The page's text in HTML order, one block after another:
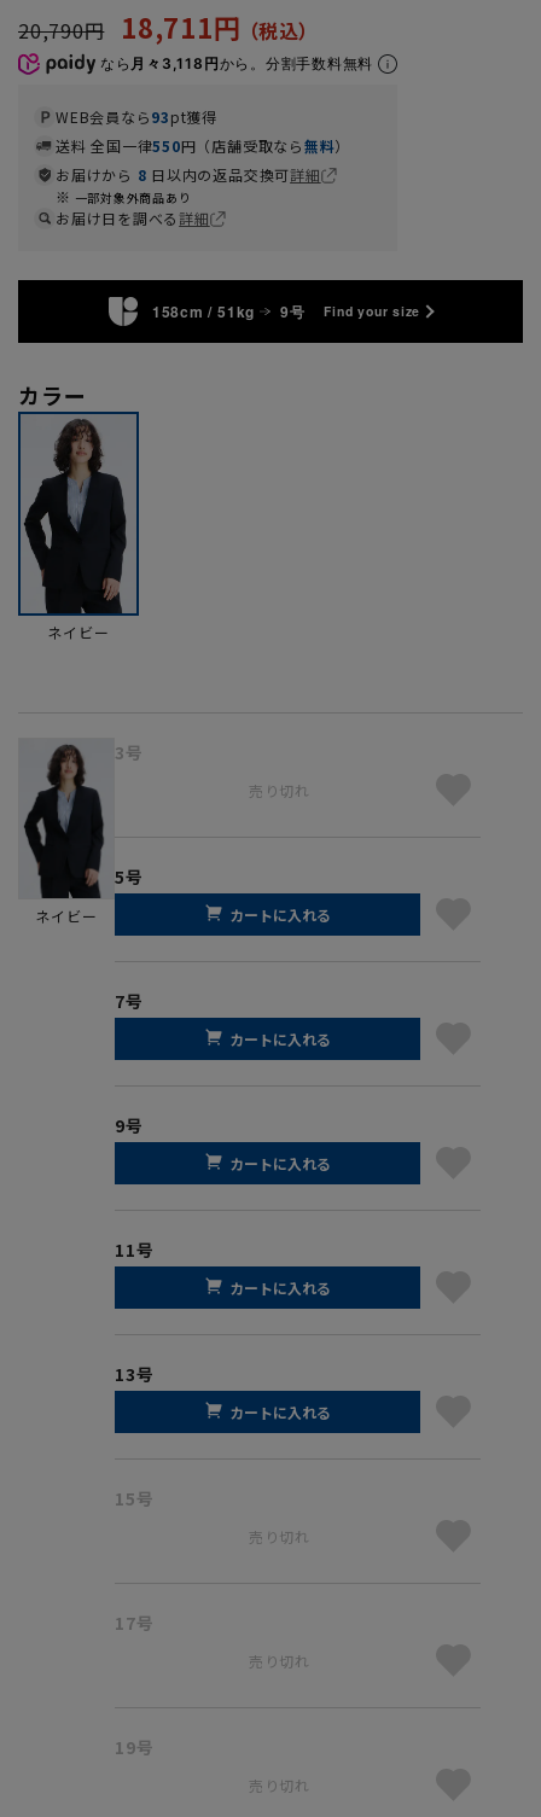
20,790円
18,711円
なら 月々3,118円から。分割手数料無料
WEB会員なら93pt獲得
送料 全国一律550円（店舗受取なら無料）
お届けから 8 日以内の返品交換可詳細
一部対象外商品あり
お届け日を調べる詳細
158cm / 51kg 9号 Find your size
カラー
ネイビー
ネイビー
3号
売り切れ
5号
カートに入れる
7号
カートに入れる
9号
カートに入れる
11号
カートに入れる
13号
カートに入れる
15号
売り切れ
17号
売り切れ
19号
売り切れ